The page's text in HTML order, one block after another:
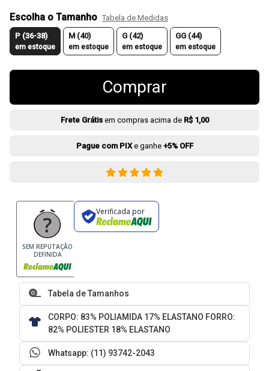
Escolha o Tamanho Tabela de Medidas
P (36-38)
em estoque
M (40)
em estoque
G (42)
em estoque
GG (44)
em estoque
Comprar
Frete Grátisem compras acima de R$ 1,00
Pague com PIXe ganhe +5% OFF
SEM REPUTAÇÃO
DEFINIDA
Verificada por
Tabela de Tamanhos
CORPO: 83% POLIAMIDA 17% ELASTANO FORRO:
82% POLIESTER 18% ELASTANO
Whatsapp: (11) 93742-2043